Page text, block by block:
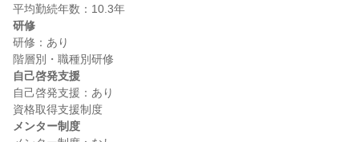
研修
研修：あり
自己啓発支援
自己啓発支援：あり
メンター制度